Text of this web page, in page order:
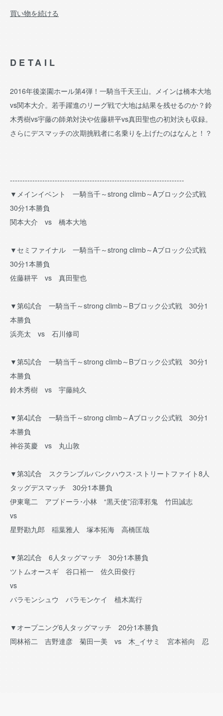
買い物を続ける
DETAIL
2016年後楽園ホール第4弾！一騎当千天王山。メインは橋本大地
vs関本大介。若手躍進のリーグ戦で大地は結果を残せるのか？鈴
木秀樹vs宇藤の師弟対決や佐藤耕平vs真田聖也の初対決も収録。
さらにデスマッチの次期挑戦者に名乗りを上げたのはなんと！？
----------------------------------------------------------------------
▼メインイベント 一騎当千～strong climb～Aブロック公式戦
30分1本勝負
関本大介 vs 橋本大地
▼セミファイナル 一騎当千～strong climb～Aブロック公式戦
30分1本勝負
佐藤耕平 vs 真田聖也
▼第6試合 一騎当千～strong climb～Bブロック公式戦 30分1
本勝負
浜亮太 vs 石川修司
▼第5試合 一騎当千～strong climb～Bブロック公式戦 30分1
本勝負
鈴木秀樹 vs 宇藤純久
▼第4試合 一騎当千～strong climb～Aブロック公式戦 30分1
本勝負
神谷英慶 vs 丸山敦
▼第3試合 スクランブルバンクハウス･ストリートファイト8人
タッグデスマッチ 30分1本勝負
伊東竜二 アブドーラ･小林 “黒天使”沼澤邪鬼 竹田誠志
vs
星野勘九郎 稲葉雅人 塚本拓海 高橋匡哉
▼第2試合 6人タッグマッチ 30分1本勝負
ツトムオースギ 谷口裕一 佐久田俊行
vs
バラモンシュウ バラモンケイ 植木嵩行
▼オープニング6人タッグマッチ 20分1本勝負
岡林裕二 吉野達彦 菊田一美 vs 木_イサミ 宮本裕向 忍